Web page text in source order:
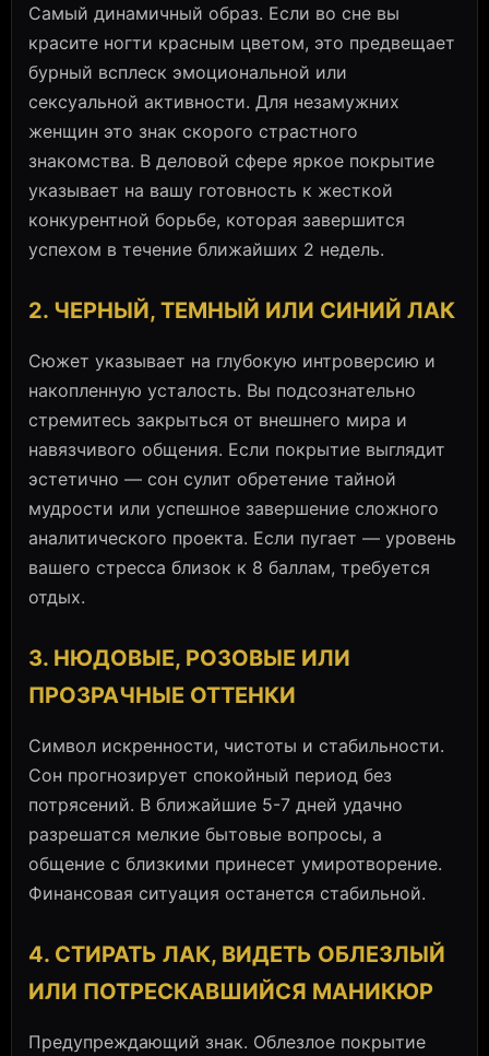
Самый динамичный образ. Если во сне вы
красите ногти красным цветом, это предвещает
бурный всплеск эмоциональной или
сексуальной активности. Для незамужних
женщин это знак скорого страстного
знакомства. В деловой сфере яркое покрытие
указывает на вашу готовность к жесткой
конкурентной борьбе, которая завершится
успехом в течение ближайших 2 недель.
2. ЧЕРНЫЙ, ТЕМНЫЙ ИЛИ СИНИЙ ЛАК
Сюжет указывает на глубокую интроверсию и
накопленную усталость. Вы подсознательно
стремитесь закрыться от внешнего мира и
навязчивого общения. Если покрытие выглядит
эстетично — сон сулит обретение тайной
мудрости или успешное завершение сложного
аналитического проекта. Если пугает — уровень
вашего стресса близок к 8 баллам, требуется
отдых.
3. НЮДОВЫЕ, РОЗОВЫЕ ИЛИ
ПРОЗРАЧНЫЕ ОТТЕНКИ
Символ искренности, чистоты и стабильности.
Сон прогнозирует спокойный период без
потрясений. В ближайшие 5-7 дней удачно
разрешатся мелкие бытовые вопросы, а
общение с близкими принесет умиротворение.
Финансовая ситуация останется стабильной.
4. СТИРАТЬ ЛАК, ВИДЕТЬ ОБЛЕЗЛЫЙ
ИЛИ ПОТРЕСКАВШИЙСЯ МАНИКЮР
Предупреждающий знак. Облезлое покрытие